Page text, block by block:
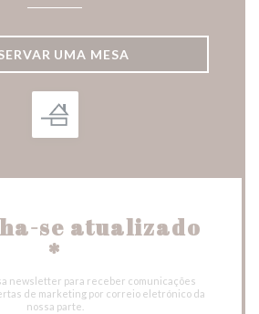
UMA MESA
se atualizado
*
newsletter para receber comunicações
de marketing por correio eletrónico da
nossa parte.